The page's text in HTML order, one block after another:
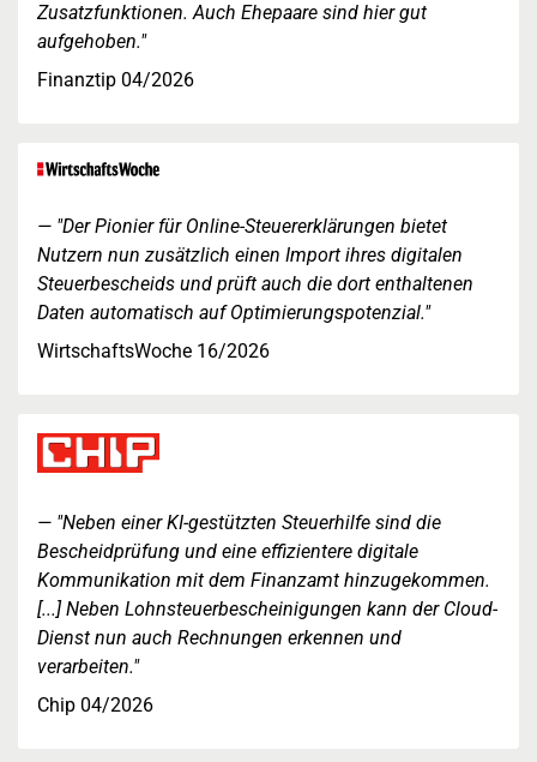
Zusatzfunktionen. Auch Ehepaare sind hier gut
aufgehoben."
Finanztip 04/2026
"Der Pionier für Online-Steuererklärungen bietet
Nutzern nun zusätzlich einen Import ihres digitalen
Steuerbescheids und prüft auch die dort enthaltenen
Daten automatisch auf Optimierungspotenzial."
WirtschaftsWoche 16/2026
"Neben einer KI-gestützten Steuerhilfe sind die
Bescheidprüfung und eine effizientere digitale
Kommunikation mit dem Finanzamt hinzugekommen.
[...] Neben Lohnsteuerbescheinigungen kann der Cloud-
Dienst nun auch Rechnungen erkennen und
verarbeiten."
Chip 04/2026